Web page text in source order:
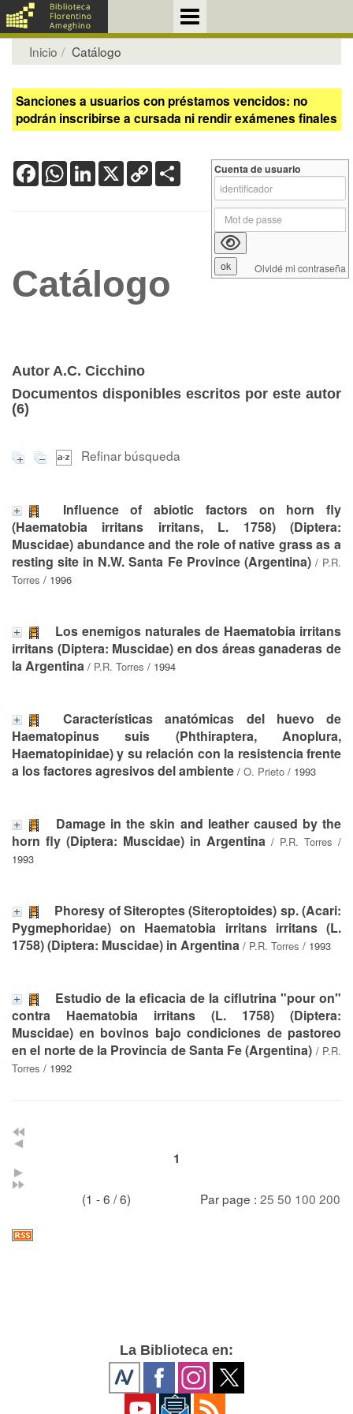
Inicio Catálogo
Sanciones a usuarios con préstamos vencidos: no
podrán inscribirse a cursada ni rendir exámenes finales
FacebookWhatsApp
LinkedIn
X Copy
Link
Catálogo
Autor A.C. Cicchino
Documentos disponibles escritos por este autor
(6)
Refinar búsqueda
Influence of abiotic factors on horn fly
(Haematobia irritans irritans, L. 1758) (Diptera:
Muscidae) abundance and the role of native grass as a
resting site in N.W. Santa Fe Province (Argentina)/ P.R.
Torres / 1996
Los enemigos naturales de Haematobia irritans
irritans (Diptera: Muscidae) en dos áreas ganaderas de
la Argentina / P.R. Torres / 1994
Características anatómicas del huevo de
Haematopinus suis (Phthiraptera, Anoplura,
Haematopinidae) y su relación con la resistencia frente
a los factores agresivos del ambiente / O. Prieto / 1993
Damage in the skin and leather caused by the
horn fly (Diptera: Muscidae) in Argentina / P.R. Torres /
1993
Phoresy of Siteroptes (Siteroptoides) sp. (Acari:
Pygmephoridae) on Haematobia irritans irritans (L.
1758) (Diptera: Muscidae) in Argentina / P.R. Torres / 1993
Estudio de la eficacia de la ciflutrina "pour on"
contra Haematobia irritans (L. 1758) (Diptera:
Muscidae) en bovinos bajo condiciones de pastoreo
en el norte de la Provincia de Santa Fe (Argentina) / P.R.
Torres / 1992
1
(1 - 6 / 6) Par page : 25 50 100 200
Cuenta de usuario
Olvidé mi contraseña
La Biblioteca en: